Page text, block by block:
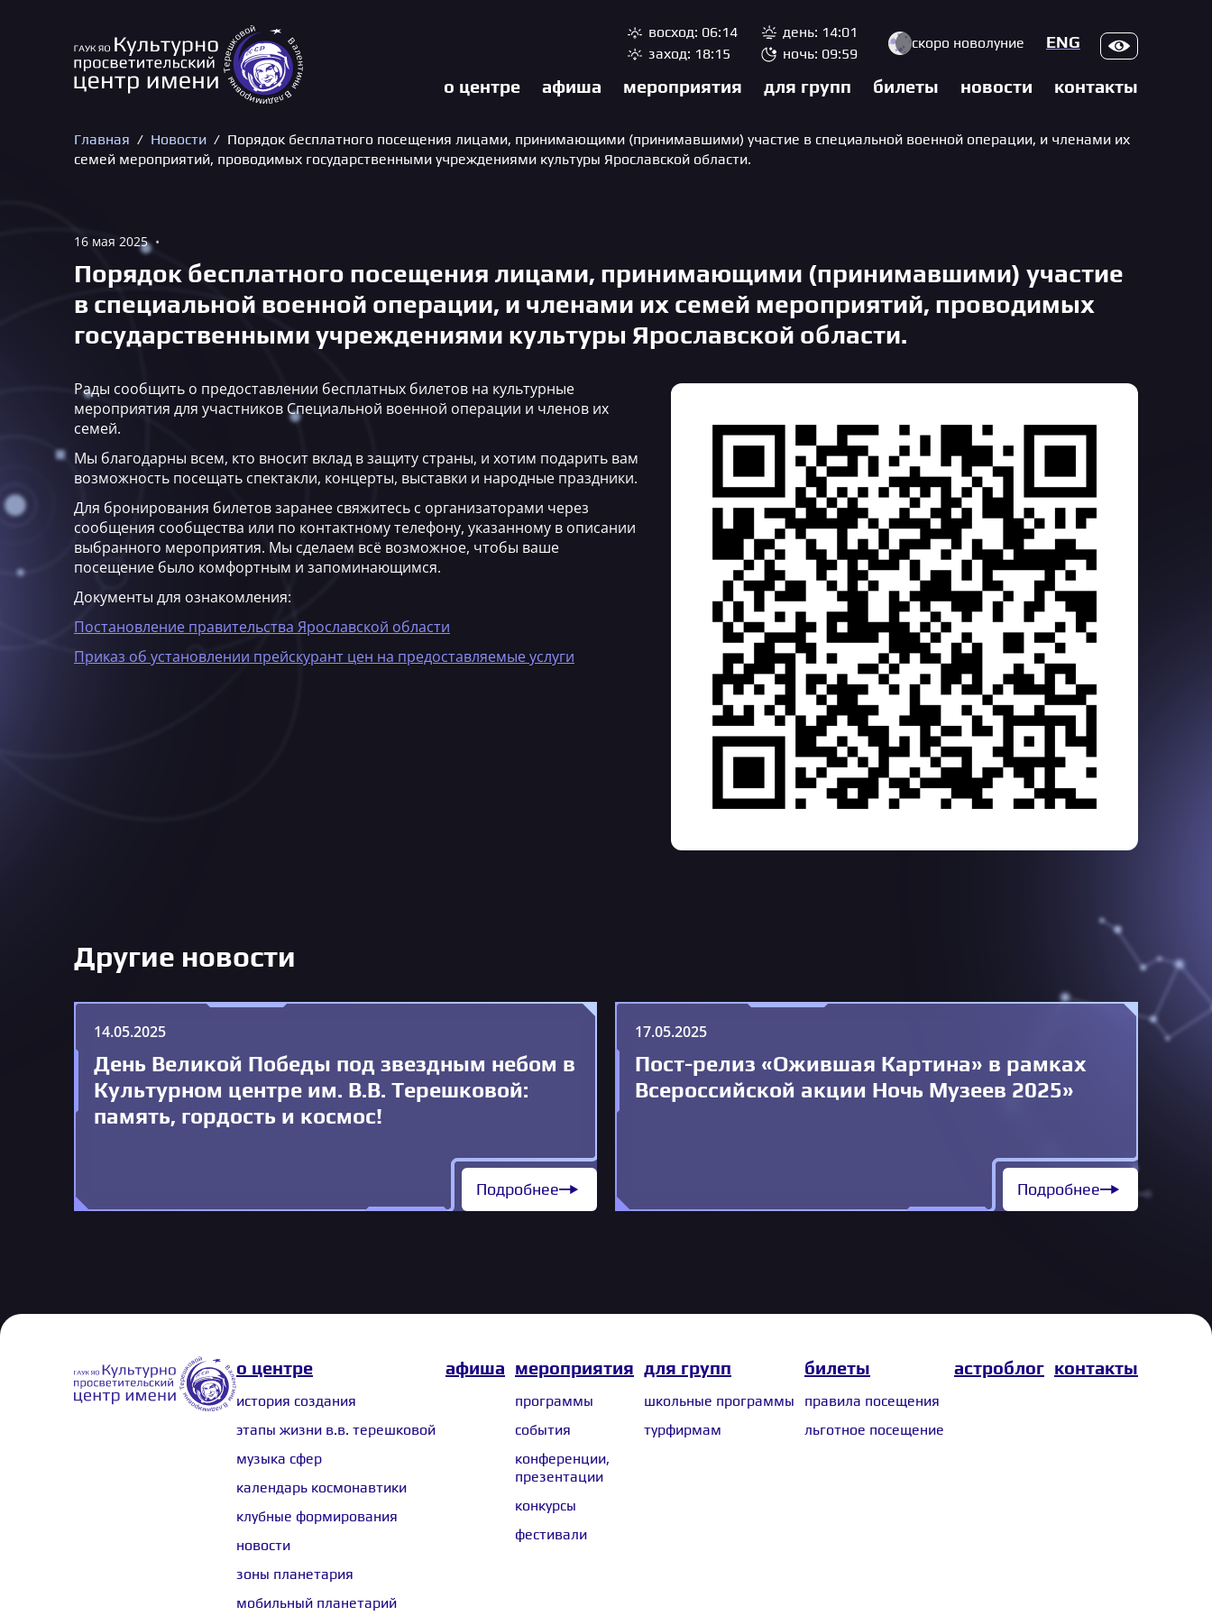
о центре афиша мероприятия для групп билеты новости контакты
восход: 06:14
заход: 18:15
день: 14:01
ночь: 09:59
скоро новолуние ENG
Главная Новости
Порядок бесплатного посещения лицами, принимающими (принимавшими) участие в специальной военной операции, и членами их
семей мероприятий, проводимых государственными учреждениями культуры Ярославской области.
16 мая 2025•
Порядок бесплатного посещения лицами, принимающими (принимавшими) участие
в специальной военной операции, и членами их семей мероприятий, проводимых
государственными учреждениями культуры Ярославской области.
Рады сообщить о предоставлении бесплатных билетов на культурные
мероприятия для участников Специальной военной операции и членов их
семей.
Мы благодарны всем, кто вносит вклад в защиту страны, и хотим подарить вам
возможность посещать спектакли, концерты, выставки и народные праздники.
Для бронирования билетов заранее свяжитесь с организаторами через
сообщения сообщества или по контактному телефону, указанному в описании
выбранного мероприятия. Мы сделаем всё возможное, чтобы ваше
посещение было комфортным и запоминающимся.
Документы для ознакомления:
Постановление правительства Ярославской области
Приказ об установлении прейскурант цен на предоставляемые услуги
Другие новости
14.05.2025
День Великой Победы под звездным небом в
Культурном центре им. В.В. Терешковой:
память, гордость и космос!
Подробнее
17.05.2025
Пост-релиз «Ожившая Картина» в рамках
Всероссийской акции Ночь Музеев 2025»
Подробнее
о центре
история создания
этапы жизни в.в. терешковой
музыка сфер
календарь космонавтики
клубные формирования
новости
зоны планетария
мобильный планетарий
афиша мероприятия
программы
события
конференции,
презентации
конкурсы
фестивали
для групп
школьные программы
турфирмам
билеты
правила посещения
льготное посещение
астроблог контакты